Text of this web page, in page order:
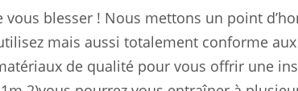
blesser ! Nous mettons un point
mais aussi totalement conforme
de qualité pour vous offrir une